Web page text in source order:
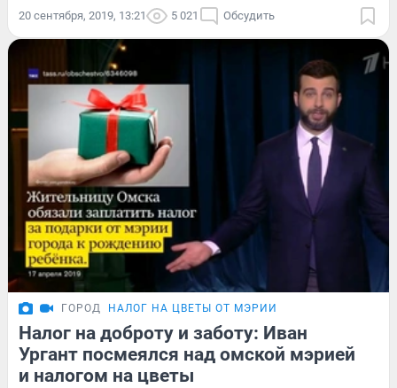
20 сентября, 2019, 13:21 5 021 Обсудить
ГОРОД НАЛОГ НА ЦВЕТЫ ОТ МЭРИИ
Налог на доброту и заботу: Иван
Ургант посмеялся над омской мэрией
и налогом на цветы